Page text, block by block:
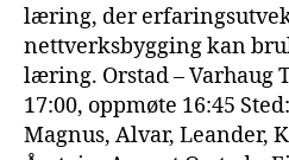
læring, der
nettverksbygging kan
læring. Orstad – Varhaug
17:00, oppmøte 16:45
Magnus, Alvar, Leander,